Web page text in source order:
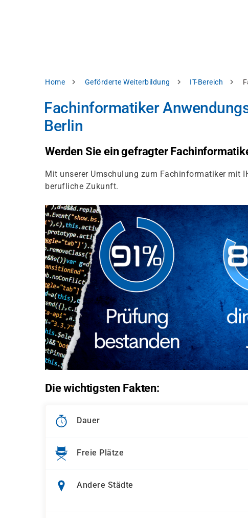
Pfadnavigation
Home Geförderte Weiterbildung IT-Bereich
Fachinformatiker
Berlin
Werden Sie ein gefragter
Mit unserer Umschulung zum Fachinformatiker mit
berufliche Zukunft.
Die wichtigsten Fakten:
Dauer
Freie Plätze
Andere Städte
Einstellungen
Datenschutzhinweis